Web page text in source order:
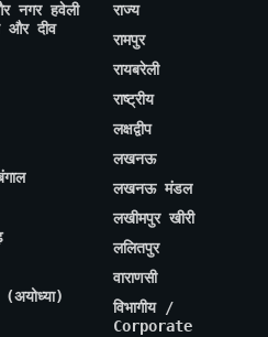
नगर हवेली
और दीव
(अयोध्या)
राज्य
रामपुर
रायबरेली
राष्ट्रीय
लक्षद्वीप
लखनऊ
लखनऊ मंडल
लखीमपुर खीरी
ललितपुर
वाराणसी
विभागीय /
Corporate